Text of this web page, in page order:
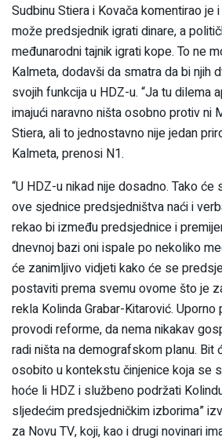
Sudbinu Stiera i Kovača komentirao je
može predsjednik igrati dinare, a
međunarodni tajnik igrati kope. To ne
Kalmeta, dodavši da smatra da bi njih
svojih funkcija u HDZ-u. “Ja tu dilema
imajući naravno ništa osobno protiv ni
Stiera, ali to jednostavno nije jedan
Kalmeta, prenosi N1.
“U HDZ-u nikad nije dosadno. Tako
ove sjednice predsjedništva naći i
rekao bi između predsjednice i
dnevnoj bazi oni ispale po nekoliko
će zanimljivo vidjeti kako će se
postaviti prema svemu ovome što je
rekla Kolinda Grabar-Kitarović. Uporno
provodi reforme, da nema nikakav
radi ništa na demografskom planu. Bit
osobito u kontekstu činjenice koja se
hoće li HDZ i službeno podržati
sljedećim predsjedničkim izborima”
za Novu TV, koji, kao i drugi novinari